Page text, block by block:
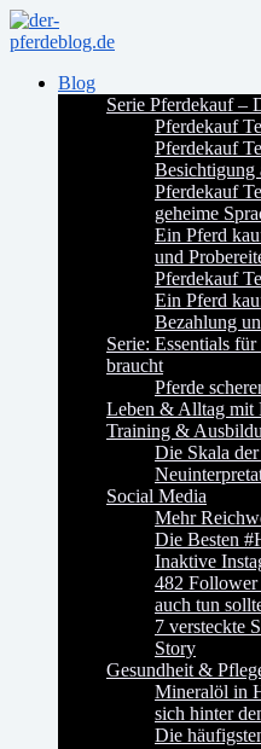
Blog
Serie Pferdekauf –
Pferdekauf
Pferdekauf
Besichtigung
Pferdekauf
geheime
Ein Pferd
und
Pferdekauf
Ein Pferd
Bezahlung
Serie: Essentials
braucht
Pferde
Leben & Alltag mit
Training &
Die Skala
Social Media
Mehr
Die Besten
Inaktive
482 Follower
auch tun
7 versteckte
Story
Gesundheit &
Mineralöl in
sich hinter
Die